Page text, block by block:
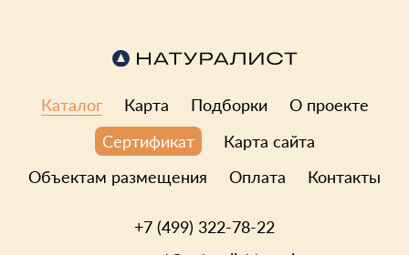
Каталог Карта Подборки
О проекте
Сертификат
Карта сайта
Объектам размещения
Оплата Контакты
+7 (499) 322-78-22